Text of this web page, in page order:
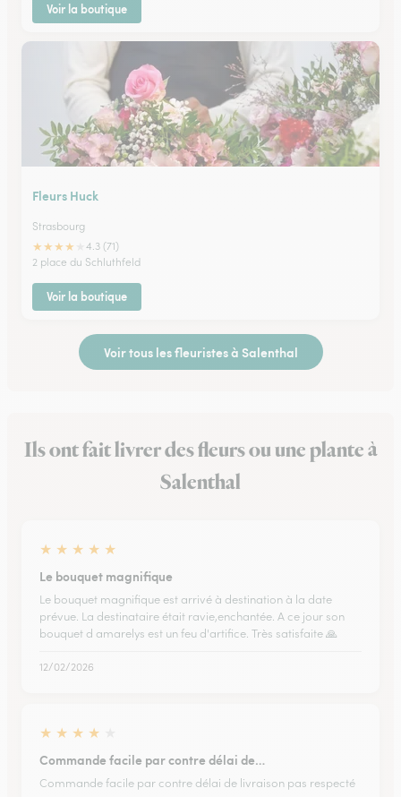
Voir la boutique
Fleurs Huck
Strasbourg
★★★★
4.3 (71)
2 place du Schluthfeld
Voir la boutique
Voir tous les fleuristes à Salenthal
Ils ont fait livrer des fleurs ou une plante à
Salenthal
★ ★ ★ ★ ★
Le bouquet magnifique
Le bouquet magnifique est arrivé à destination à la date
prévue. La destinataire était ravie,enchantée. A ce jour son
bouquet d amarelys est un feu d'artifice. Très satisfaite 🙏
12/02/2026
★ ★ ★ ★
Commande facile par contre délai de…
Commande facile par contre délai de livraison pas respecté